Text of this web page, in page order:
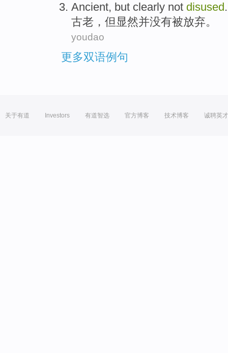
Ancient, but clearly not disused .
古老 ， 但 显然并没有被放弃。
youdao
更多双语例句
关于有道 Investors 有道智选 官方博客 技术博客 诚聘英才